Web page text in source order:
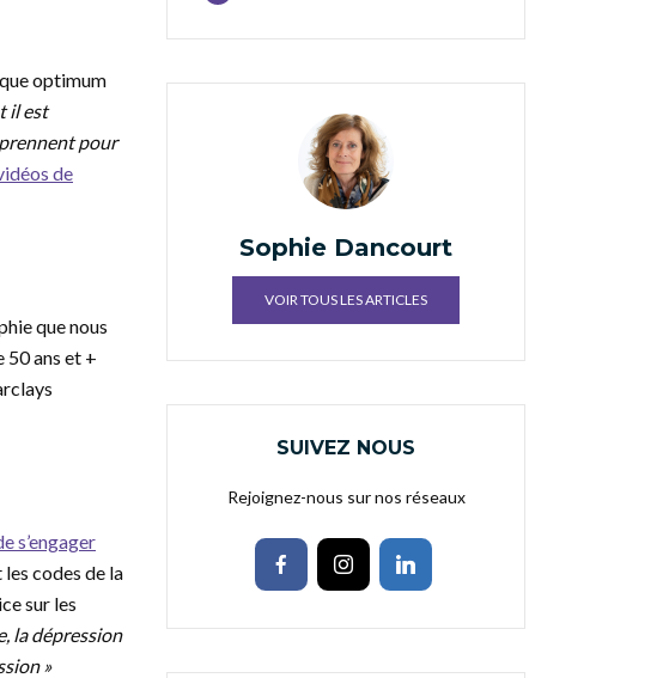
optimum
il est
pour
de
que nous
50 ans et +
s’engager
codes de la
sur les
la dépression
»
Sophie Dancourt
VOIR TOUS LES ARTICLES
SUIVEZ NOUS
Rejoignez-nous sur nos réseaux